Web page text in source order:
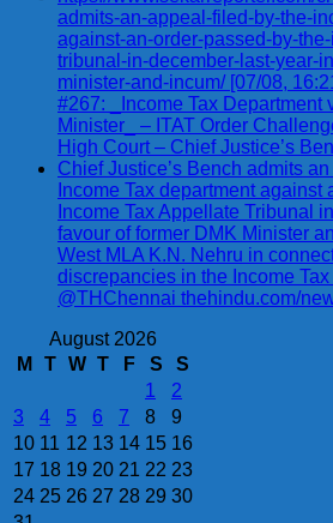
admits-an-appeal-filed-by-the-
against-an-order-passed-by-
tribunal-in-december-last-year-
minister-and-incum/ [07/08,
#267: _Income Tax Department
Minister_ – ITAT Order
High Court – Chief Justice’s
Chief Justice’s Bench admits
Income Tax department against
Income Tax Appellate Tribunal
favour of former DMK Minister
West MLA K.N. Nehru in
discrepancies in the Income
@THChennai thehindu.com/
August 2026
M
T W T F S
S
1
2
3
4 5 6 7 8
9
10 11 12 13 14 15 16
17 18 19 20 21 22 23
24 25 26 27 28 29 30